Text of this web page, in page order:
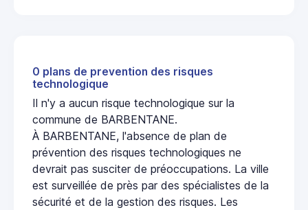
0 plans de prevention des risques
technologique
Il n'y a aucun risque technologique sur la
commune de BARBENTANE.
À BARBENTANE, l'absence de plan de
prévention des risques technologiques ne
devrait pas susciter de préoccupations. La ville
est surveillée de près par des spécialistes de la
sécurité et de la gestion des risques. Les